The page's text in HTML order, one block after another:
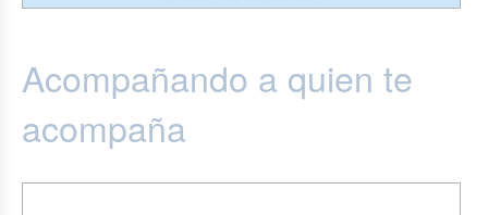
Acompañando a quien te
acompaña